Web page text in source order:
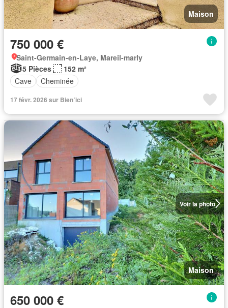
Maison
750 000 €
Saint-Germain-en-Laye, Mareil-marly
5 Pièces
152 m²
Cave
Cheminée
17 févr. 2026 sur Bien´ici
Voir la photo
Maison
650 000 €